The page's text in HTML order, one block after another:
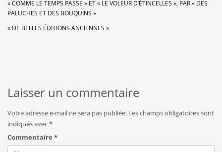
« COMME LE TEMPS PASSE » ET « LE VOLEUR D’ÉTINCELLES », PAR « DES
PALUCHES ET DES BOUQUINS »
« DE BELLES ÉDITIONS ANCIENNES »
Laisser un commentaire
Votre adresse e-mail ne sera pas publiée. Les champs obligatoires sont
indiqués avec*
Commentaire *